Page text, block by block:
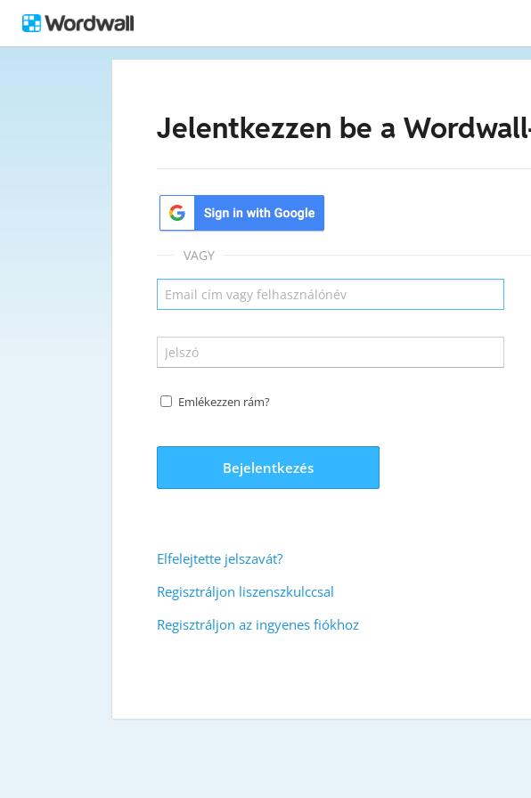
Jelentkezzen be a
VAGY
Emlékezzen rám?
Bejelentkezés
Elfelejtette jelszavát?
Regisztráljon liszenszkulccsal
Regisztráljon az ingyenes fiókhoz